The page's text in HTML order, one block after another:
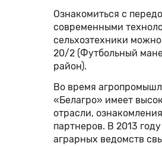
Ознакомиться с
современными
сельхозтехники
20/2 (Футбольный
район).
Во время
«Белагро» имеет
отрасли,
партнеров. В 2013
аграрных ведомств